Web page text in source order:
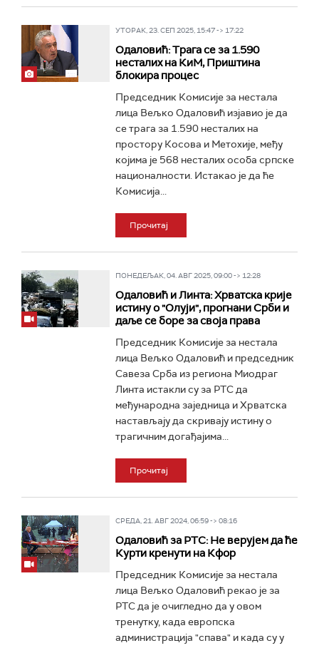
УТОРАК, 23. СЕП 2025, 15:47 -> 17:22
Одаловић: Трага се за 1.590
несталих на КиМ, Приштина
блокира процес
Председник Комисије за нестала
лица Вељко Одаловић изјавио је да
се трага за 1.590 несталих на
простору Косова и Метохије, међу
којима је 568 несталих особа српске
националности. Истакао је да ће
Комисија...
Прочитај
ПОНЕДЕЉАК, 04. АВГ 2025, 09:00 -> 12:28
Одаловић и Линта: Хрватска крије
истину о "Олуји", прогнани Срби и
даље се боре за своја права
Председник Комисије за нестала
лица Вељко Одаловић и председник
Савеза Срба из региона Миодраг
Линта истакли су за РТС да
међународна заједница и Хрватска
настављају да скривају истину о
трагичним догађајима...
Прочитај
СРЕДА, 21. АВГ 2024, 06:59 -> 08:16
Одаловић за РТС: Не верујем да ће
Курти кренути на Кфор
Председник Комисије за нестала
лица Вељко Одаловић рекао је за
РТС да је очигледно да у овом
тренутку, када европска
администрација "спава" и када су у